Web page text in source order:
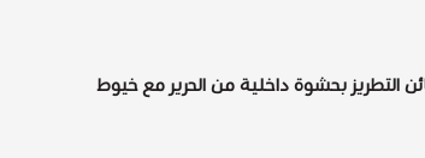
المعدة خصيصاً لمكائن التطريز بحشوة داخلية من الحرير مع خيوط